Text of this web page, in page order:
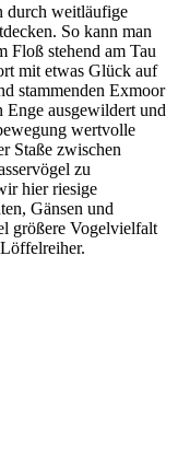
durch weitläufige
So kann man
Floß stehend am Tau
mit etwas Glück auf
stammenden Exmoor
ausgewildert und
wertvolle
Staße zwischen
zu
hier riesige
Gänsen und
größere Vogelvielfalt